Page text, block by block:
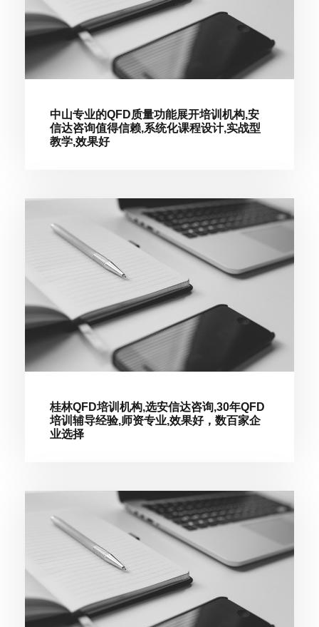
中山专业的QFD质量功能展开培训机构,安
信达咨询值得信赖,系统化课程设计,实战型
教学,效果好
桂林QFD培训机构,选安信达咨询,30年QFD
培训辅导经验,师资专业,效果好，数百家企
业选择